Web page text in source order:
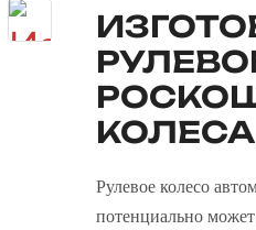
КОЛЕСА
Рулевое колесо
потенциально